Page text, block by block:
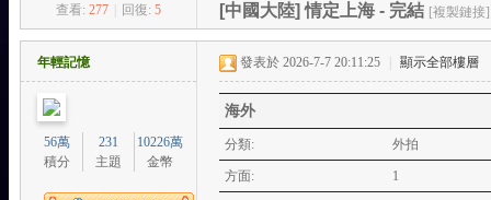
T
查看: 277 回復: 5 [中國大陸]情定上海 - 完結 [複製鏈接]
年輕記憶
56萬
積分
231
主題
10226萬
金幣
發表於 2026-7-7 20:11:25 顯示全部樓層
海外
分類: 外拍
方面: 1